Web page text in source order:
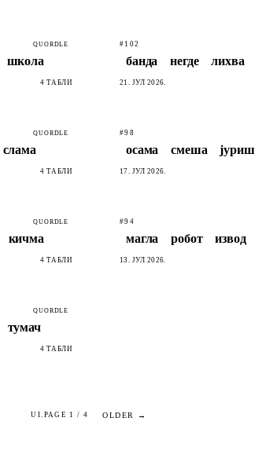
QUORDLE
школа
4 ТАБЛИ
#102
банда негде лихва
21. ЈУЛ 2026.
QUORDLE
слама
4 ТАБЛИ
#98
осама смеша јуриш
17. ЈУЛ 2026.
QUORDLE
кичма
4 ТАБЛИ
#94
магла робот извод
13. ЈУЛ 2026.
QUORDLE
тумач
4 ТАБЛИ
UI.PAGE 1 / 4 OLDER →